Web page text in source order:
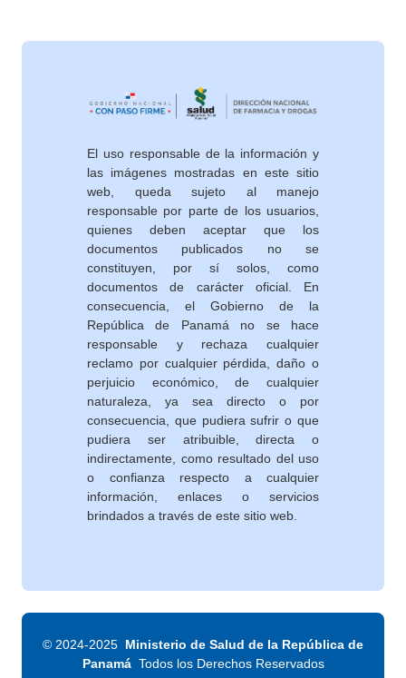
El uso responsable de la información y
las imágenes mostradas en este sitio
web, queda sujeto al manejo
responsable por parte de los usuarios,
quienes deben aceptar que los
documentos publicados no se
constituyen, por sí solos, como
documentos de carácter oficial. En
consecuencia, el Gobierno de la
República de Panamá no se hace
responsable y rechaza cualquier
reclamo por cualquier pérdida, daño o
perjuicio económico, de cualquier
naturaleza, ya sea directo o por
consecuencia, que pudiera sufrir o que
pudiera ser atribuible, directa o
indirectamente, como resultado del uso
o confianza respecto a cualquier
información, enlaces o servicios
brindados a través de este sitio web.
© 2024-2025 Ministerio de Salud de la República de
Panamá Todos los Derechos Reservados